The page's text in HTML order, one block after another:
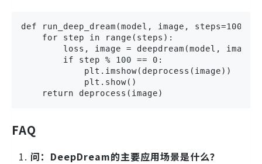
def run_deep_dream(model, image, steps=100,
    for step in range(steps):
loss, image = deepdream(model, image,
        if step % 100 == 0:
            plt.imshow(deprocess(image))
            plt.show()
    return deprocess(image)
FAQ
问：DeepDream的主要应用场景是什么？